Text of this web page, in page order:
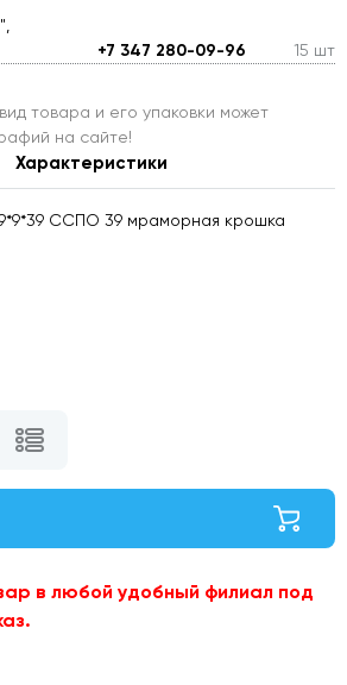
+7 347 280-09-96 15 шт
товара и его упаковки может
на сайте!
Характеристики
ССПО 39 мраморная крошка
в любой удобный филиал под